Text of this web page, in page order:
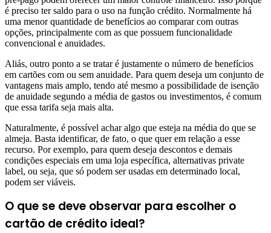
é preciso ter saldo para o uso na função crédito. Normalmente há
uma menor quantidade de benefícios ao comparar com outras
opções, principalmente com as que possuem funcionalidade
convencional e anuidades.
Aliás, outro ponto a se tratar é justamente o número de benefícios
em cartões com ou sem anuidade. Para quem deseja um conjunto de
vantagens mais amplo, tendo até mesmo a possibilidade de isenção
de anuidade segundo a média de gastos ou investimentos, é comum
que essa tarifa seja mais alta.
Naturalmente, é possível achar algo que esteja na média do que se
almeja. Basta identificar, de fato, o que quer em relação a esse
recurso. Por exemplo, para quem deseja descontos e demais
condições especiais em uma loja específica, alternativas private
label, ou seja, que só podem ser usadas em determinado local,
podem ser viáveis.
O que se deve observar para escolher o
cartão de crédito ideal?